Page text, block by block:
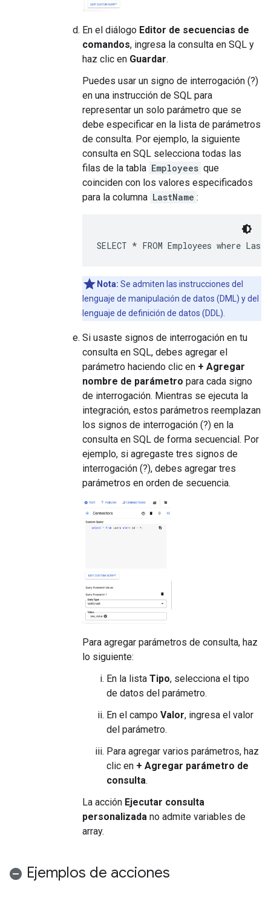
En el diálogo Editor de secuencias de
comandos, ingresa la consulta en SQL y
haz clic en Guardar.
Puedes usar un signo de interrogación (?)
en una instrucción de SQL para
representar un solo parámetro que se
debe especificar en la lista de parámetros
de consulta. Por ejemplo, la siguiente
consulta en SQL selecciona todas las
filas de la tabla Employees que
coinciden con los valores especificados
para la columna LastName :
SELECT * FROM Employees where
Nota: Se admiten las instrucciones del
lenguaje de manipulación de datos (DML) y del
lenguaje de definición de datos (DDL).
Si usaste signos de interrogación en tu
consulta en SQL, debes agregar el
parámetro haciendo clic en + Agregar
nombre de parámetro para cada signo
de interrogación. Mientras se ejecuta la
integración, estos parámetros reemplazan
los signos de interrogación (?) en la
consulta en SQL de forma secuencial. Por
ejemplo, si agregaste tres signos de
interrogación (?), debes agregar tres
parámetros en orden de secuencia.
Para agregar parámetros de consulta, haz
lo siguiente:
En la lista Tipo, selecciona el tipo
de datos del parámetro.
En el campo Valor, ingresa el valor
del parámetro.
Para agregar varios parámetros, haz
clic en + Agregar parámetro de
consulta.
La acción Ejecutar consulta
personalizada no admite variables de
array.
Ejemplos de acciones